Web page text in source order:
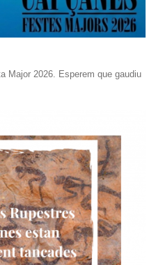
Major 2026. Esperem que gaudiu